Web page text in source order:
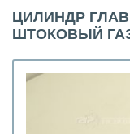
ЦИЛИНДР
ШТОКОВЫЙ ГАЗ-